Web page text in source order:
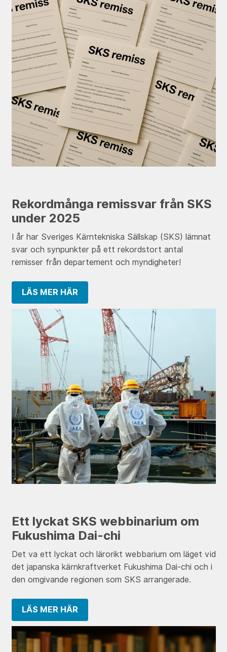
Rekordmånga remissvar från SKS
under 2025
I år har Sveriges Kärntekniska Sällskap (SKS) lämnat
svar och synpunkter på ett rekordstort antal
remisser från departement och myndigheter!
LÄS MER HÄR
Ett lyckat SKS webbinarium om
Fukushima Dai-chi
Det va ett lyckat och lärorikt webbarium om läget vid
det japanska kärnkraftverket Fukushima Dai-chi och i
den omgivande regionen som SKS arrangerade.
LÄS MER HÄR